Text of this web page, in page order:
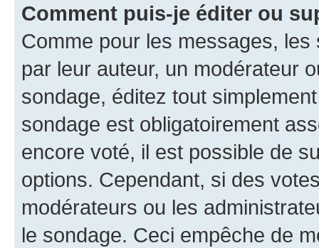
Comment puis-je éditer ou
Comme pour les messages,
par leur auteur, un modérateur
sondage, éditez tout
sondage est obligatoirement
encore voté, il est possible de
options. Cependant, si des
modérateurs ou les
le sondage. Ceci empêche de